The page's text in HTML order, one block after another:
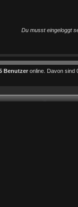
Du musst eingeloggt
Benutzer online. Davon sind